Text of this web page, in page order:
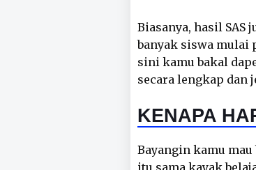
Biasanya, hasil SAS
banyak siswa mulai
sini kamu bakal
secara lengkap dan
KENAPA
Bayangin kamu
itu sama kayak